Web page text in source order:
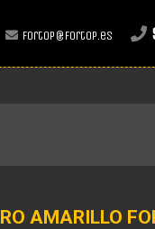
fortop@fortop.es
AMARILLO